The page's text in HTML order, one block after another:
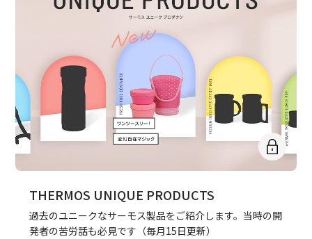
THERMOS UNIQUE PRODUCTS
過去のユニークなサーモス製品をご紹介します。当時の開
発者の苦労話も必見です（毎月15日更新）